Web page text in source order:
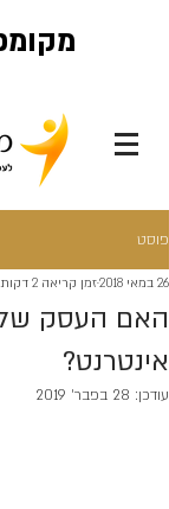
פוסט
האם העסק
אינטרנט?
26 במאי 2018 זמן קריאה 2 דקות
עודכן: 28 בפבר׳ 2019